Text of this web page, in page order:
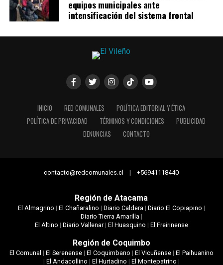
equipos municipales ante
intensificación del sistema frontal
INICIO RED COMUNALES
POLÍTICA EDITORIAL Y ÉTICA
POLÍTICA DE PRIVACIDAD
TÉRMINOS Y CONDICIONES
PUBLICIDAD
DENUNCIAS
CONTACTO
contacto@redcomunales.cl | +56941118440
Región de Atacama
El Almagrino | El Chañaralino | Diario Caldera | Diario El Copiapino |
Diario Tierra Amarilla |
El Altino | Diario Vallenar| El Huasquino | El Freirinense
Región de Coquimbo
El Comunal | El Serenense| El Coquimbano | El Vicuñense| El Paihuanino
| El Andacollino | El Hurtadino | El Montepatrino |